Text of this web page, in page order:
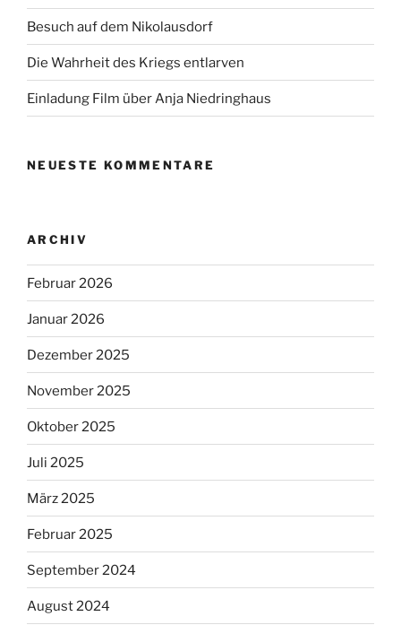
Besuch auf dem Nikolausdorf
Die Wahrheit des Kriegs entlarven
Einladung Film über Anja Niedringhaus
NEUESTE KOMMENTARE
ARCHIV
Februar 2026
Januar 2026
Dezember 2025
November 2025
Oktober 2025
Juli 2025
März 2025
Februar 2025
September 2024
August 2024